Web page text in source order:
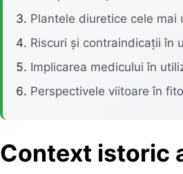
Plantele diuretice cele
Riscuri și contraindicații în
Implicarea medicului în
Perspectivele viitoare în
Context istoric